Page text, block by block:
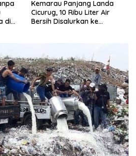
di
Kemarau Panjang Landa
Cicurug, 10 Ribu Liter Air
Bersih Disalurkan ke